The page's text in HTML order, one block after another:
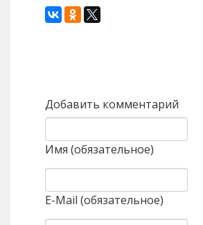
Добавить комментарий
Имя (обязательное)
E-Mail (обязательное)